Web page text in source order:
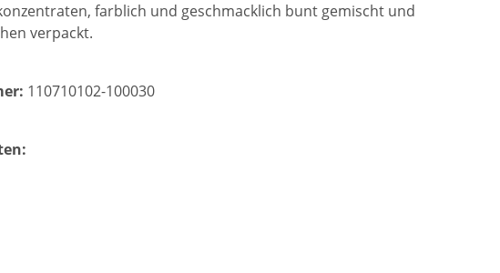
farblich und geschmacklich bunt gemischt und
verpackt.
110710102-100030